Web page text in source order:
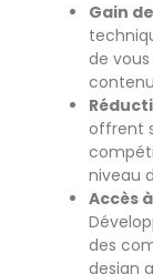
Gain
de
offrent
niveau
Accès
des
design